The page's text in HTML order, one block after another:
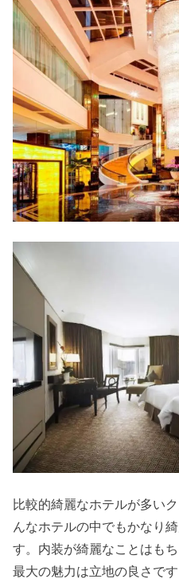
比較的綺麗なホテルが多い
んなホテルの中でもかなり
す。内装が綺麗なことはも
最大の魅力は立地の良さです